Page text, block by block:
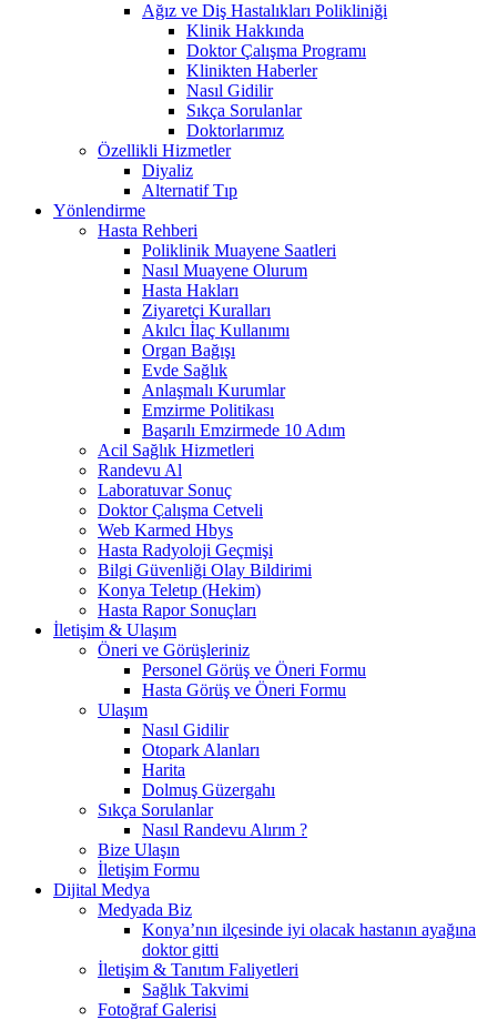
Ağız ve Diş Hastalıkları Polikliniği
Klinik Hakkında
Doktor Çalışma Programı
Klinikten Haberler
Nasıl Gidilir
Sıkça Sorulanlar
Doktorlarımız
Özellikli Hizmetler
Diyaliz
Alternatif Tıp
Yönlendirme
Hasta Rehberi
Poliklinik Muayene Saatleri
Nasıl Muayene Olurum
Hasta Hakları
Ziyaretçi Kuralları
Akılcı İlaç Kullanımı
Organ Bağışı
Evde Sağlık
Anlaşmalı Kurumlar
Emzirme Politikası
Başarılı Emzirmede 10 Adım
Acil Sağlık Hizmetleri
Randevu Al
Laboratuvar Sonuç
Doktor Çalışma Cetveli
Web Karmed Hbys
Hasta Radyoloji Geçmişi
Bilgi Güvenliği Olay Bildirimi
Konya Teletıp (Hekim)
Hasta Rapor Sonuçları
İletişim & Ulaşım
Öneri ve Görüşleriniz
Personel Görüş ve Öneri Formu
Hasta Görüş ve Öneri Formu
Ulaşım
Nasıl Gidilir
Otopark Alanları
Harita
Dolmuş Güzergahı
Sıkça Sorulanlar
Nasıl Randevu Alırım ?
Bize Ulaşın
İletişim Formu
Dijital Medya
Medyada Biz
Konya’nın ilçesinde iyi olacak hastanın ayağına
doktor gitti
İletişim & Tanıtım Faliyetleri
Sağlık Takvimi
Fotoğraf Galerisi